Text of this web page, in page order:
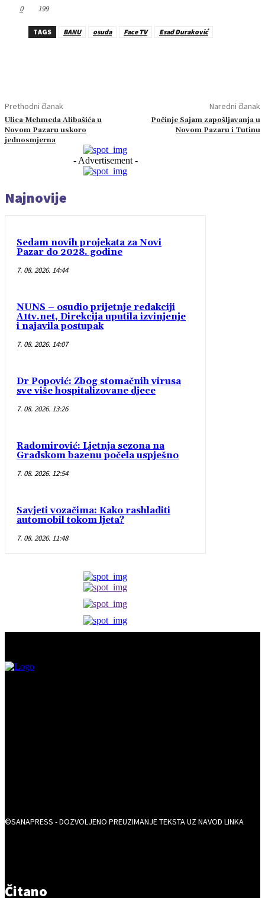
0 199
TAGS BANU osuda Face TV Esad Duraković
Prethodni članak
Ulica Mehmeda Alibašića u
Novom Pazaru uskoro
jednosmjerna
Naredni članak
Počinje Sajam zapošljavanja u
Novom Pazaru i Tutinu
- Advertisement -
Najnovije
Sedam novih projekata za Novi
Pazar do 2028. godine
7. 08. 2026. 14:44
NUNS – osudio prijetnje redakciji
A1tv.net, Direkcija uputila izvinjenje
i najavila postupak
7. 08. 2026. 14:07
Dr Popović: Zbog stomačnih virusa
sve više hospitalizovane djece
7. 08. 2026. 13:26
Radomirović: Ljetnja sezona na
Gradskom bazenu počela uspješno
7. 08. 2026. 12:54
Savjeti vozačima: Kako rashladiti
automobil tokom ljeta?
7. 08. 2026. 11:48
©SANAPRESS - DOZVOLJENO PREUZIMANJE TEKSTA UZ NAVOD LINKA
Čitano